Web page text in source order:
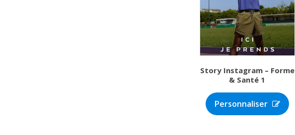
Story Instagram – Forme
& Santé 1
Personnaliser